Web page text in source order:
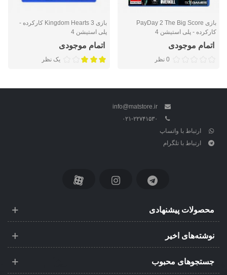
بازی PayDay 2 The Big Score
کارکرده - پلی استیشن 4
اتمام موجودی
0 نظر
بازی Kingdom Hearts 3 کارکرده -
پلی استیشن 4
اتمام موجودی
یک نظر
info@matstore.ir
۰۲۱-۲۲۷۴۱۵۳۰
ارتباط با واتساپ
ارتباط با تلگرام
محصولات پیشنهادی
نوشته‌های اخیر
جستجوهای محبوب